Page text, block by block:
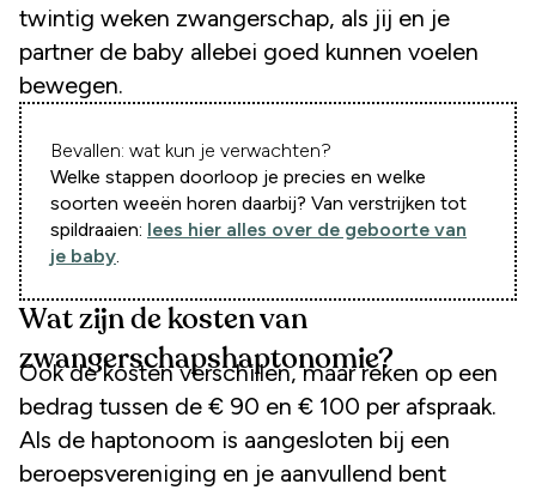
twintig weken zwangerschap, als jij en je
partner de baby allebei goed kunnen voelen
bewegen.
Bevallen: wat kun je verwachten?
Welke stappen doorloop je precies en welke
soorten weeën horen daarbij? Van verstrijken tot
spildraaien: lees hier alles over de geboorte van
je baby
Wat zijn de kosten van
zwangerschapshaptonomie?
Ook de kosten verschillen, maar reken op een
bedrag tussen de € 90 en € 100 per afspraak.
Als de haptonoom is aangesloten bij een
beroepsvereniging en je aanvullend bent